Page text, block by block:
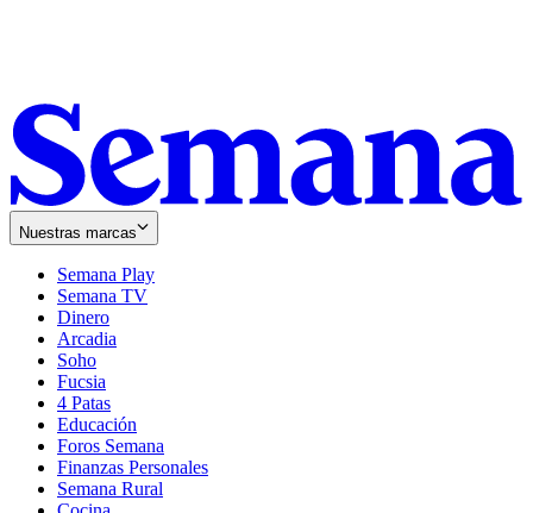
Nuestras marcas
Semana Play
Semana TV
Dinero
Arcadia
Soho
in
new
window
Fucsia
in
new
window
4 Patas
Educación
Foros Semana
Finanzas Personales
Semana Rural